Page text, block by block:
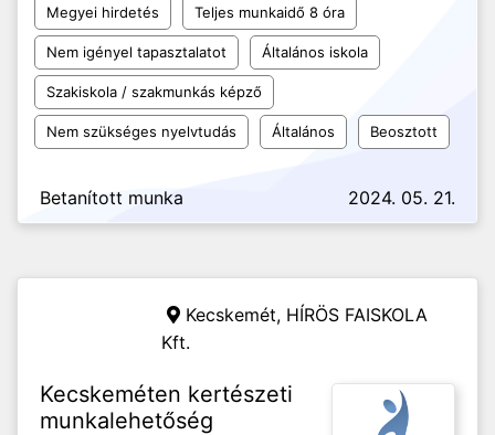
Megyei hirdetés Teljes munkaidő 8 óra
Nem igényel tapasztalatot Általános iskola
Szakiskola / szakmunkás képző
Nem szükséges nyelvtudás Általános Beosztott
Betanított munka 2024. 05. 21.
Kecskemét, HÍRÖS FAISKOLA
Kft.
Kecskeméten kertészeti
munkalehetőség